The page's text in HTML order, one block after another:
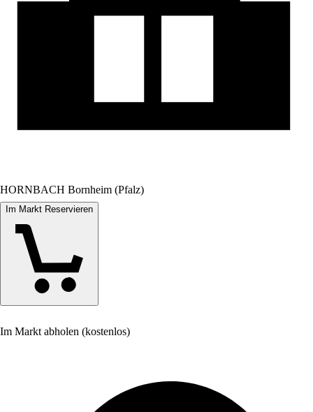
HORNBACH Bornheim (Pfalz)
Im Markt Reservieren
Im Markt abholen (kostenlos)